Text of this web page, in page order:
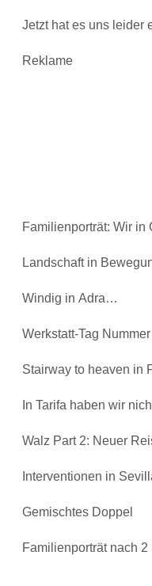
Jetzt hat es uns leider
Reklame
Familienporträt: Wir in
Landschaft in
Windig in Adra…
Werkstatt-Tag
Stairway to heaven in
In Tarifa haben wir
Walz Part 2: Neuer
Interventionen in
Gemischtes Doppel
Familienporträt nach